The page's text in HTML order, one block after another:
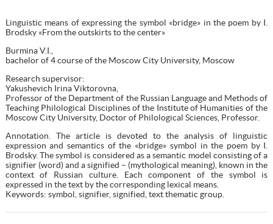
Linguistic means of expressing the symbol «bridge» in the poem by I.
Brodsky «From the outskirts to the center»
Burmina V.I.,
bachelor of 4 course of the Moscow City University, Moscow
Research supervisor:
Yakushevich Irina Viktorovna,
Professor of the Department of the Russian Language and Methods of
Teaching Philological Disciplines of the Institute of Humanities of the
Moscow City University, Doctor of Philological Sciences, Professor.
Annotation. The article is devoted to the analysis of linguistic
expression and semantics of the «bridge» symbol in the poem by I.
Brodsky. The symbol is considered as a semantic model consisting of a
signifier (word) and a signified – (mythological meaning), known in the
context of Russian culture. Each component of the symbol is
expressed in the text by the corresponding lexical means.
Keywords: symbol, signifier, signified, text thematic group.